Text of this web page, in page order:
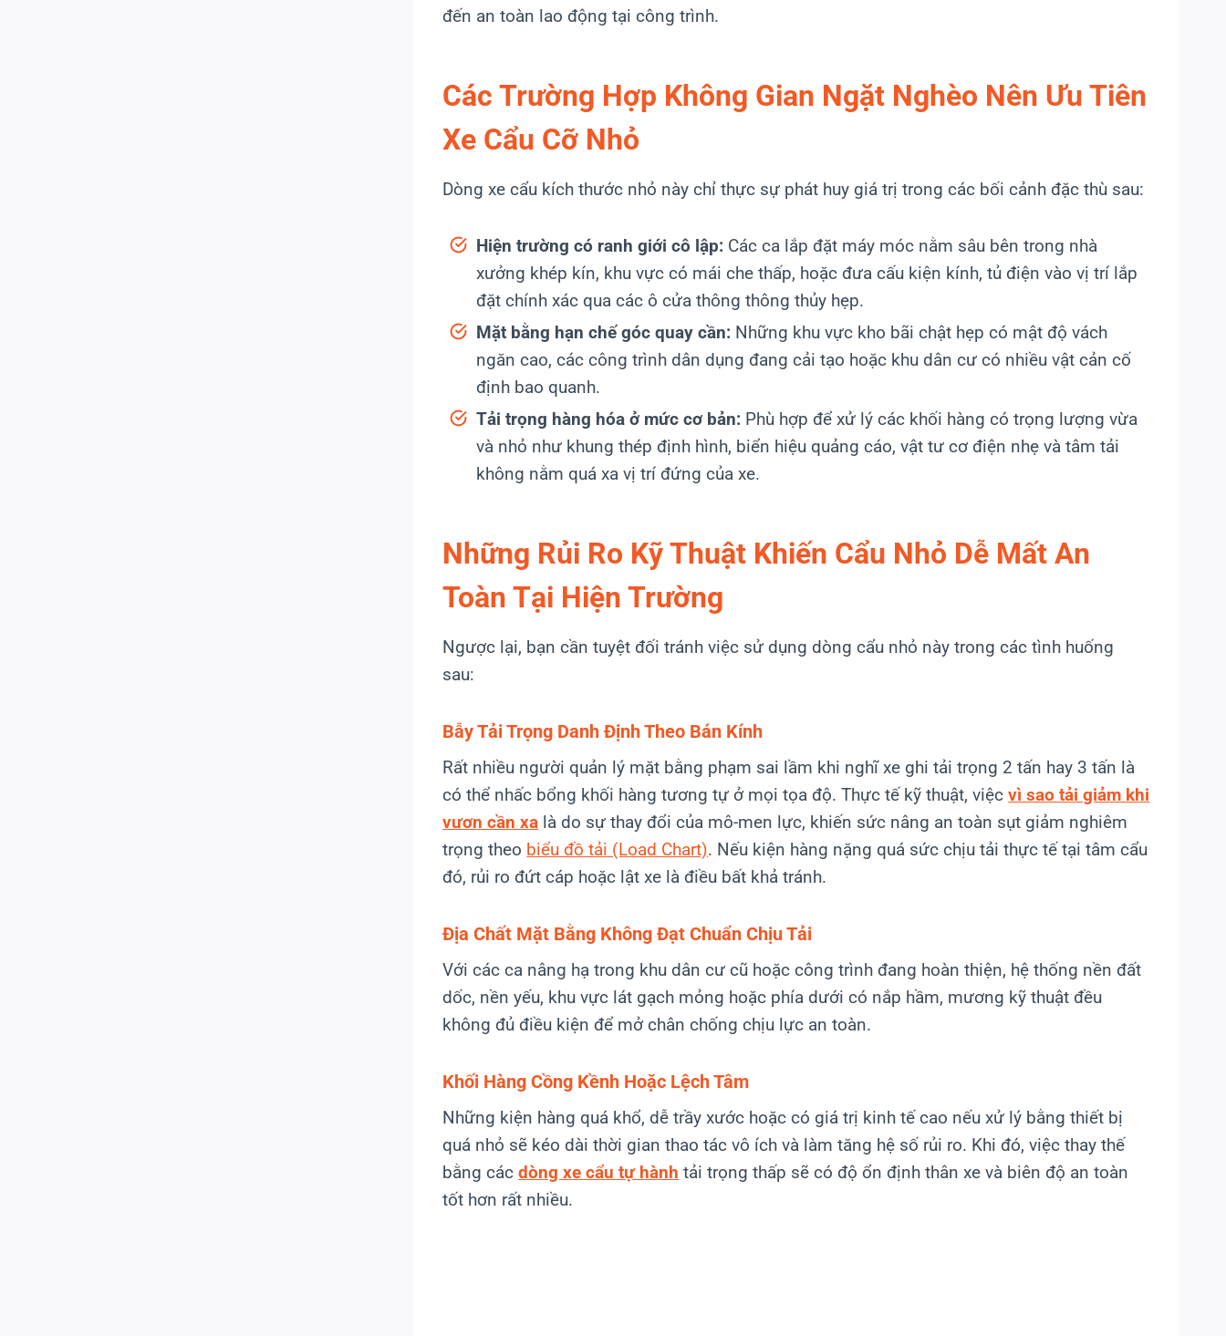
đến an toàn lao động tại công trình.
Các Trường Hợp Không Gian Ngặt Nghèo Nên Ưu Tiên
Xe Cẩu Cỡ Nhỏ
Dòng xe cẩu kích thước nhỏ này chỉ thực sự phát huy giá trị trong các bối cảnh đặc thù sau:
Hiện trường có ranh giới cô lập: Các ca lắp đặt máy móc nằm sâu bên trong nhà
xưởng khép kín, khu vực có mái che thấp, hoặc đưa cấu kiện kính, tủ điện vào vị trí lắp
đặt chính xác qua các ô cửa thông thông thủy hẹp.
Mặt bằng hạn chế góc quay cần: Những khu vực kho bãi chật hẹp có mật độ vách
ngăn cao, các công trình dân dụng đang cải tạo hoặc khu dân cư có nhiều vật cản cố
định bao quanh.
Tải trọng hàng hóa ở mức cơ bản: Phù hợp để xử lý các khối hàng có trọng lượng vừa
và nhỏ như khung thép định hình, biển hiệu quảng cáo, vật tư cơ điện nhẹ và tâm tải
không nằm quá xa vị trí đứng của xe.
Những Rủi Ro Kỹ Thuật Khiến Cẩu Nhỏ Dễ Mất An
Toàn Tại Hiện Trường
Ngược lại, bạn cần tuyệt đối tránh việc sử dụng dòng cẩu nhỏ này trong các tình huống
sau:
Bẫy Tải Trọng Danh Định Theo Bán Kính
Rất nhiều người quản lý mặt bằng phạm sai lầm khi nghĩ xe ghi tải trọng 2 tấn hay 3 tấn là
có thể nhấc bổng khối hàng tương tự ở mọi tọa độ. Thực tế kỹ thuật, việcvì sao tải giảm khi
vươn cần xa là do sự thay đổi của mô-men lực, khiến sức nâng an toàn sụt giảm nghiêm
trọng theo biểu đồ tải (Load Chart). Nếu kiện hàng nặng quá sức chịu tải thực tế tại tâm cẩu
đó, rủi ro đứt cáp hoặc lật xe là điều bất khả tránh.
Địa Chất Mặt Bằng Không Đạt Chuẩn Chịu Tải
Với các ca nâng hạ trong khu dân cư cũ hoặc công trình đang hoàn thiện, hệ thống nền đất
dốc, nền yếu, khu vực lát gạch mỏng hoặc phía dưới có nắp hầm, mương kỹ thuật đều
không đủ điều kiện để mở chân chống chịu lực an toàn.
Khối Hàng Cồng Kềnh Hoặc Lệch Tâm
Những kiện hàng quá khổ, dễ trầy xước hoặc có giá trị kinh tế cao nếu xử lý bằng thiết bị
quá nhỏ sẽ kéo dài thời gian thao tác vô ích và làm tăng hệ số rủi ro. Khi đó, việc thay thế
bằng cácdòng xe cẩu tự hành tải trọng thấp sẽ có độ ổn định thân xe và biên độ an toàn
tốt hơn rất nhiều.